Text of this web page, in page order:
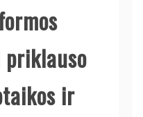
ir